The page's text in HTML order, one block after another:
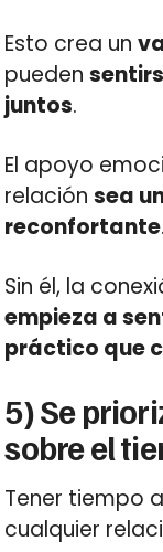
Esto crea un
pueden
juntos.
El apoyo
relaciónsea
reconfortante.
Sin él, la
empieza a
práctico que
5) Se
sobre el
Tener tiempo
cualquier